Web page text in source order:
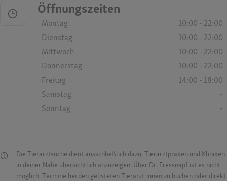
Öffnungszeiten
Montag
10:00 - 22:00
Dienstag
10:00 - 22:00
Mittwoch
10:00 - 22:00
Donnerstag
10:00 - 22:00
Freitag
14:00 - 18:00
Samstag
-
Sonntag
-
Die Tierarztsuche dient ausschließlich dazu, Tierarztpraxen und Kliniken
in deiner Nähe übersichtlich anzuzeigen. Über Dr. Fressnapf ist es nicht
möglich, Termine bei den gelisteten Tierärzt:innen zu buchen oder direkt